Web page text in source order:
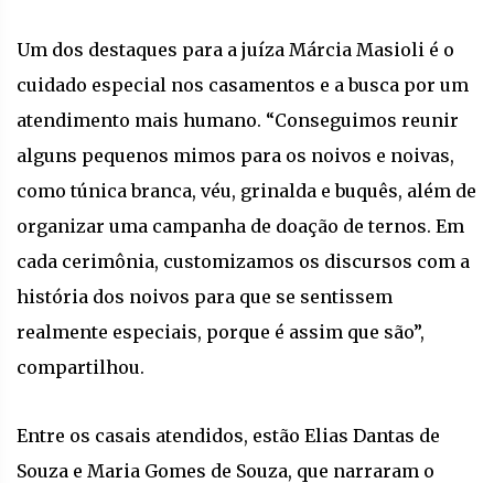
Um dos destaques para a juíza Márcia Masioli é o
cuidado especial nos casamentos e a busca por um
atendimento mais humano. “Conseguimos reunir
alguns pequenos mimos para os noivos e noivas,
como túnica branca, véu, grinalda e buquês, além de
organizar uma campanha de doação de ternos. Em
cada cerimônia, customizamos os discursos com a
história dos noivos para que se sentissem
realmente especiais, porque é assim que são”,
compartilhou.
Entre os casais atendidos, estão Elias Dantas de
Souza e Maria Gomes de Souza, que narraram o